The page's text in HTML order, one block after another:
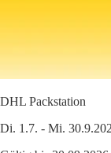
DHL Packstation
Di. 1.7. - Mi.